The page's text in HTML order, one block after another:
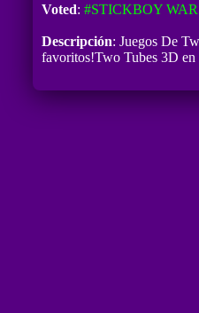
Voted: #STICKBOY WAR
Descripción: Juegos De
favoritos!Two Tubes 3D en